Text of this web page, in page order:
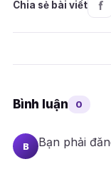
Chia sẻ bài viết
Bình luận 0
B Bạn phải